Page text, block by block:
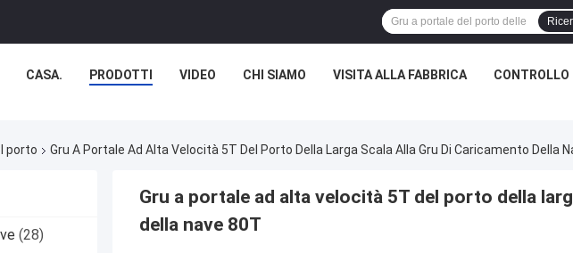
CASA. PRODOTTI VIDEO CHI SIAMO VISITA ALLA FABBRICA
porto Gru A Portale Ad Alta Velocità 5T Del Porto Della Larga Scala Alla Gru Di Caricamento Della
(28)
Gru a portale ad alta velocità 5T del porto della
della nave 80T